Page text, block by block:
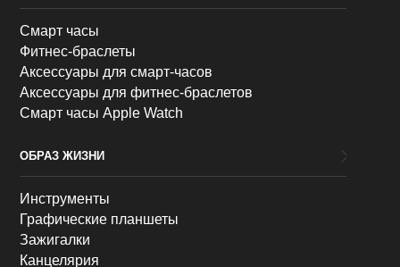
Смарт часы
Фитнес-браслеты
Аксессуары для смарт-часов
Аксессуары для фитнес-браслетов
Смарт часы Apple Watch
ОБРАЗ ЖИЗНИ
Инструменты
Графические планшеты
Зажигалки
Канцелярия